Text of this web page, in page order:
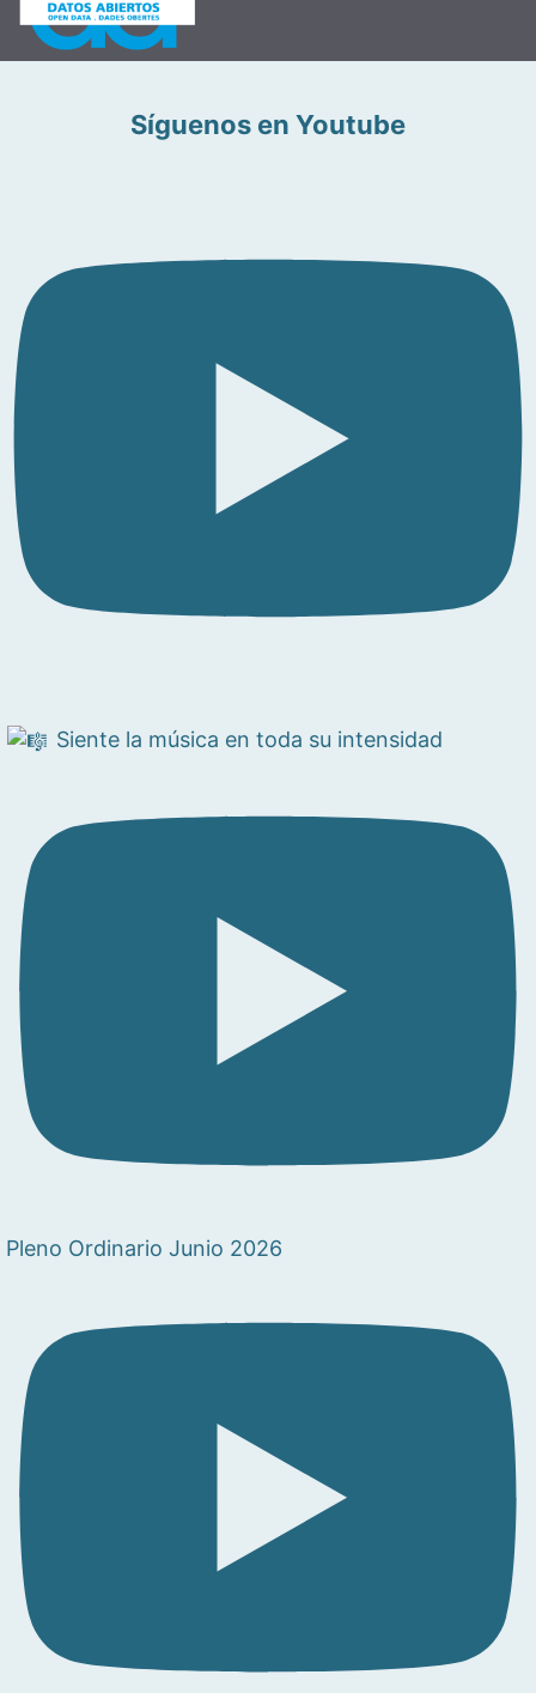
Síguenos en Youtube
Siente la música en toda su intensidad
Pleno Ordinario Junio 2026